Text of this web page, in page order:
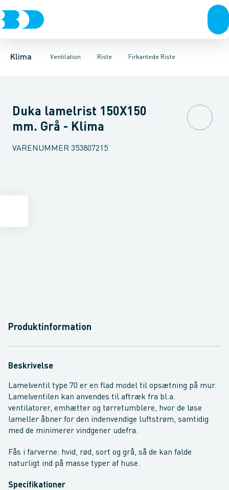
Klima Ventilation
Ventilation VarmepumperElKlimaværktøjBiokedler &
Riste
Fittings RørSlangerSpjældLyddæmpereVentiler
Firkantede Riste
Runde RisteFirkantede Riste Aflange RisteKanalnet
Duka lamelrist 150X150
mm. Grå - Klima
VARENUMMER 353807215
Produktinformation
Beskrivelse
Lamelventil type 70 er en flad model til opsætning på mur.
Lamelventilen kan anvendes til aftræk fra bl.a.
ventilatorer, emhætter og tørretumblere, hvor de løse
lameller åbner for den indenvendige luftstrøm, samtidig
med de minimerer vindgener udefra.
Fås i farverne: hvid, rød, sort og grå, så de kan falde
naturligt ind på masse typer af huse.
Specifikationer